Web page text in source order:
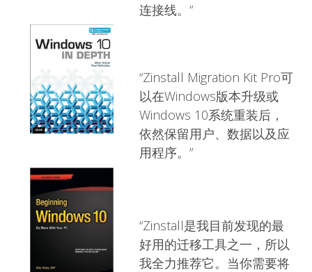
连接线。”
“Zinstall Migration Kit Pro可
以在Windows版本升级或
Windows 10系统重装后，
依然保留用户、数据以及应
用程序。”
“Zinstall是我目前发现的最
好用的迁移工具之一，所以
我全力推荐它。当你需要将